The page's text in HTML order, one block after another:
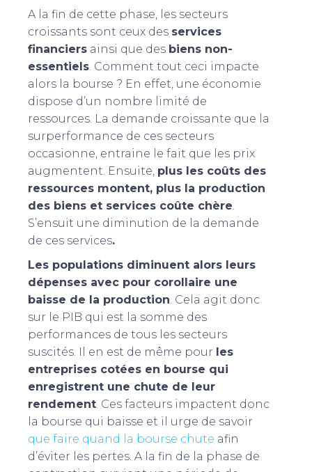
A la fin de cette phase, les secteurs
croissants sont ceux des services
financiers ainsi que des biens non-
essentiels. Comment tout ceci impacte
alors la bourse ? En effet, une économie
dispose d’un nombre limité de
ressources. La demande croissante que la
surperformance de ces secteurs
occasionne, entraine le fait que les prix
augmentent. Ensuite, plus les coûts des
ressources montent, plus la production
des biens et services coûte chère.
S’ensuit une diminution de la demande
de ces services.
Les populations diminuent alors leurs
dépenses avec pour corollaire une
baisse de la production. Cela agit donc
sur le PIB qui est la somme des
performances de tous les secteurs
suscités. Il en est de même pour les
entreprises cotées en bourse qui
enregistrent une chute de leur
rendement. Ces facteurs impactent donc
la bourse qui baisse et il urge de savoir
que faire quand la bourse chute afin
d’éviter les pertes. A la fin de la phase de